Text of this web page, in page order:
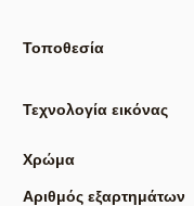
Τοποθεσία
Τεχνολογία εικόνας
Χρώμα
Αριθμός εξαρτημάτων